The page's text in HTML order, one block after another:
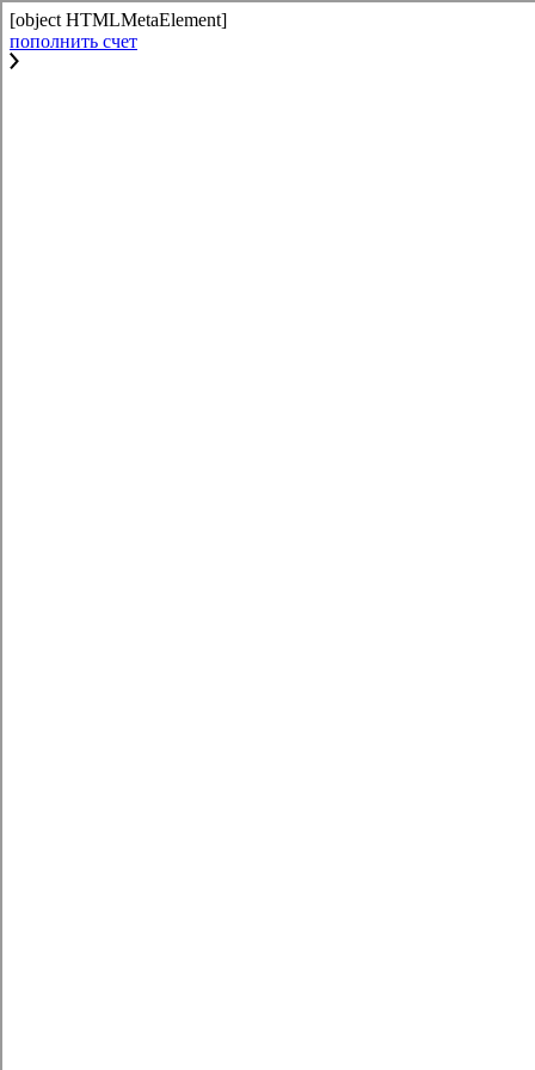
[object HTMLMetaElement]
пополнить счет